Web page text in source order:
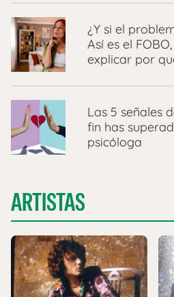
¿Y si el
Así es el
explicar por
Las 5 señales
fin has
psicóloga
ARTISTAS